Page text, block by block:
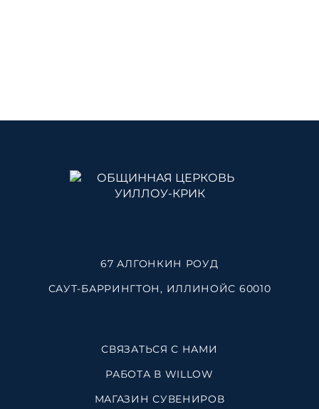
67 АЛГОНКИН РОУД
САУТ-БАРРИНГТОН, ИЛЛИНОЙС 60010
СВЯЗАТЬСЯ С НАМИ
РАБОТА В WILLOW
МАГАЗИН СУВЕНИРОВ